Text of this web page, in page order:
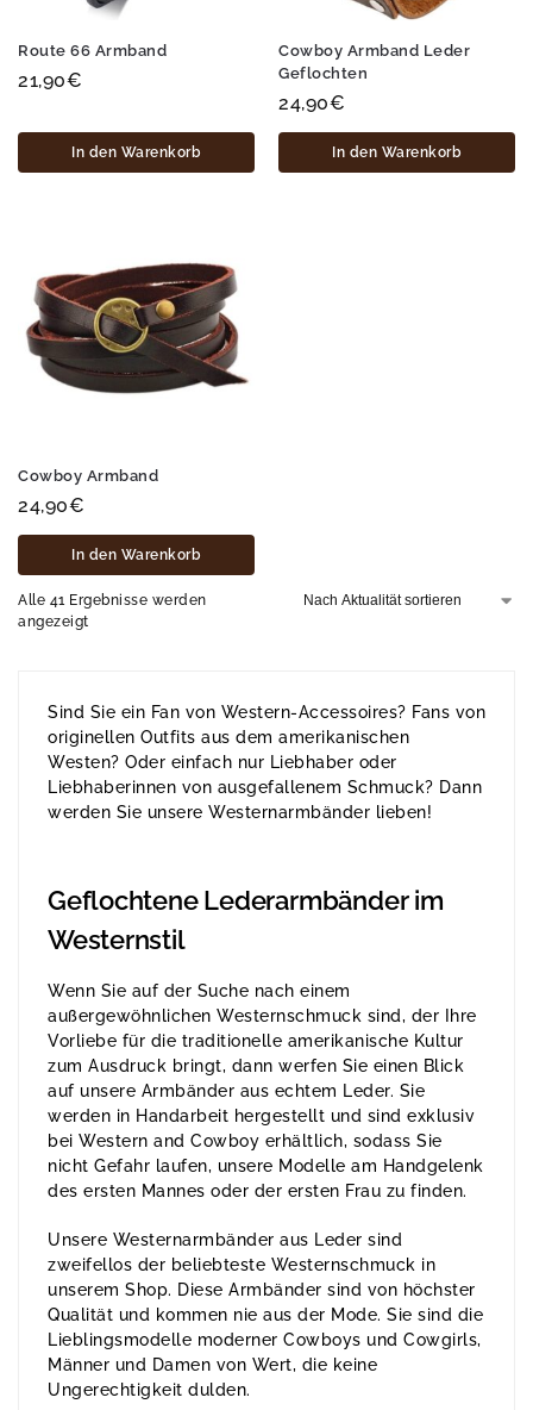
Route 66 Armband
21,90€
In den Warenkorb
Cowboy Armband Leder
Geflochten
24,90€
In den Warenkorb
Cowboy Armband
24,90€
In den Warenkorb
Alle 41 Ergebnisse werden
angezeigt
Sind Sie ein Fan von Western-Accessoires? Fans von
originellen Outfits aus dem amerikanischen
Westen? Oder einfach nur Liebhaber oder
Liebhaberinnen von ausgefallenem Schmuck? Dann
werden Sie unsere Westernarmbänder lieben!
Geflochtene Lederarmbänder im
Westernstil
Wenn Sie auf der Suche nach einem
außergewöhnlichen Westernschmuck sind, der Ihre
Vorliebe für die traditionelle amerikanische Kultur
zum Ausdruck bringt, dann werfen Sie einen Blick
auf unsere Armbänder aus echtem Leder. Sie
werden in Handarbeit hergestellt und sind exklusiv
bei Western and Cowboy erhältlich, sodass Sie
nicht Gefahr laufen, unsere Modelle am Handgelenk
des ersten Mannes oder der ersten Frau zu finden.
Unsere Westernarmbänder aus Leder sind
zweifellos der beliebteste Westernschmuck in
unserem Shop. Diese Armbänder sind von höchster
Qualität und kommen nie aus der Mode. Sie sind die
Lieblingsmodelle moderner Cowboys und Cowgirls,
Männer und Damen von Wert, die keine
Ungerechtigkeit dulden.